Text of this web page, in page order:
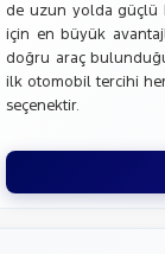
de uzun yolda güçlü
için en büyük
doğru araç
ilk otomobil tercihi
seçenektir.